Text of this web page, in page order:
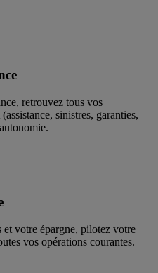
retrouvez tous vos
sinistres, garanties,
et votre épargne, pilotez votre
vos opérations courantes.